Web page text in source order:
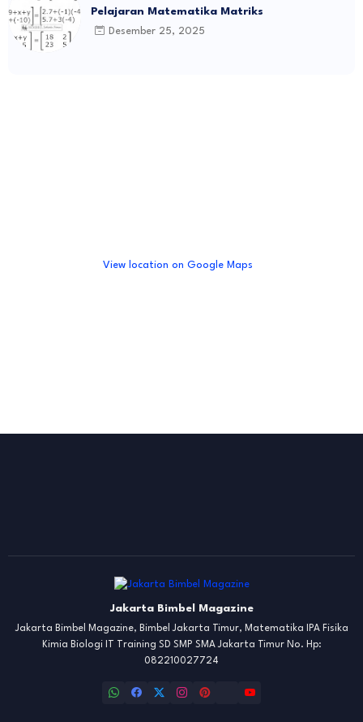
Pelajaran Matematika Matriks
Desember 25, 2025
View location on Google Maps
Jakarta Bimbel Magazine
Jakarta Bimbel Magazine, Bimbel Jakarta Timur, Matematika IPA Fisika
Kimia Biologi IT Training SD SMP SMA Jakarta Timur No. Hp:
082210027724